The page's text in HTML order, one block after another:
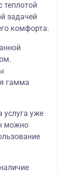
теплотой
задачей
комфорта.
гамма
услуга уже
можно